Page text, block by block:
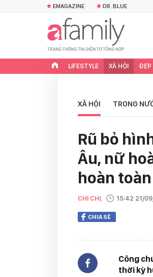
EMAGAZINE DR. BLUE
LIFESTYLE XÃ HỘI ĐẸP
XÃ HỘI TRONG
Rũ bỏ
Âu, nữ
hoàn
CHI CHI, 15:42 21/
CHIA SẺ
Công
thời kỳ